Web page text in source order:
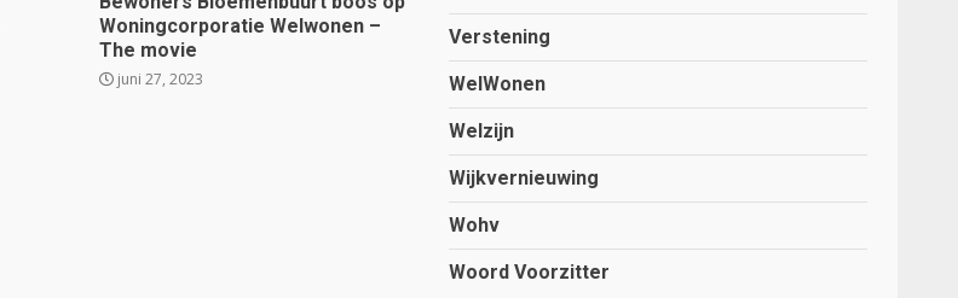
Woningcorporatie Welwonen –
The movie
juni 27, 2023
Verstening
WelWonen
Welzijn
Wijkvernieuwing
Wohv
Woord Voorzitter